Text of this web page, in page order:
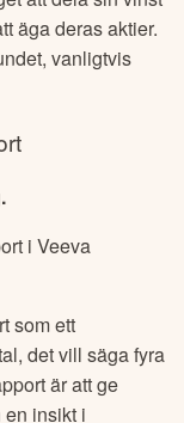
äga deras aktier.
vanligtvis
.
iVeeva
som ett
det vill säga fyra
är att ge
insikt i